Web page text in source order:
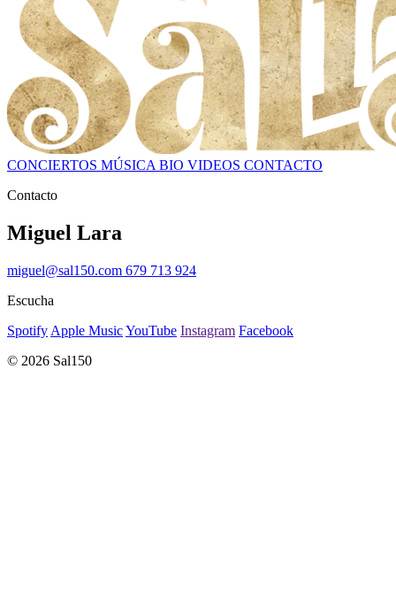
CONCIERTOS MÚSICA BIO VIDEOS CONTACTO
Contacto
Miguel Lara
miguel@sal150.com 679 713 924
Escucha
Spotify Apple MusicYouTube Instagram Facebook
© 2026 Sal150